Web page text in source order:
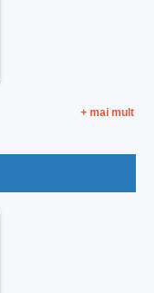
+ mai mult